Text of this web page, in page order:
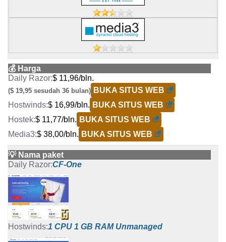
💰 Harga
$ 11,96/bln.
($ 19,95 sesudah 36 bulan) BUKA SITUS WEB
$ 16,99/bln. BUKA SITUS WEB
$ 11,77/bln. BUKA SITUS WEB
$ 38,00/bln. BUKA SITUS WEB
💡 Nama paket
CF-One
1 CPU 1 GB RAM Unmanaged